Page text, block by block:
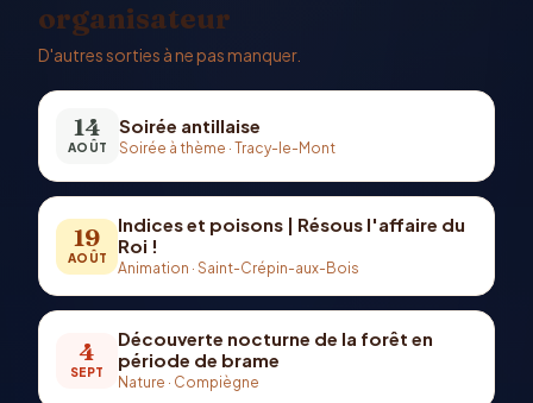
organisateur
D'autres sorties à ne pas manquer.
14
AOÛT
Soirée antillaise
Soirée à thème · Tracy-le-Mont
19
AOÛT
Indices et poisons | Résous l'affaire du
Roi !
Animation · Saint-Crépin-aux-Bois
4
SEPT
Découverte nocturne de la forêt en
période de brame
Nature · Compiègne